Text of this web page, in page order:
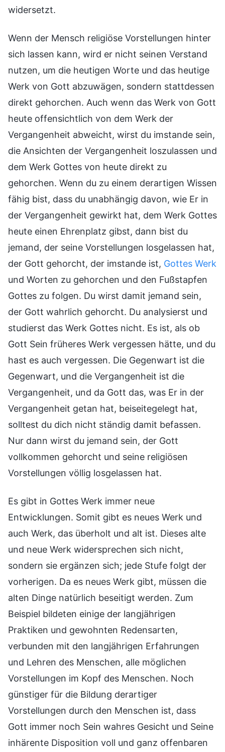
widersetzt.
Wenn der Mensch religiöse Vorstellungen hinter
sich lassen kann, wird er nicht seinen Verstand
nutzen, um die heutigen Worte und das heutige
Werk von Gott abzuwägen, sondern stattdessen
direkt gehorchen. Auch wenn das Werk von Gott
heute offensichtlich von dem Werk der
Vergangenheit abweicht, wirst du imstande sein,
die Ansichten der Vergangenheit loszulassen und
dem Werk Gottes von heute direkt zu
gehorchen. Wenn du zu einem derartigen Wissen
fähig bist, dass du unabhängig davon, wie Er in
der Vergangenheit gewirkt hat, dem Werk Gottes
heute einen Ehrenplatz gibst, dann bist du
jemand, der seine Vorstellungen losgelassen hat,
der Gott gehorcht, der imstande ist, Gottes Werk
und Worten zu gehorchen und den Fußstapfen
Gottes zu folgen. Du wirst damit jemand sein,
der Gott wahrlich gehorcht. Du analysierst und
studierst das Werk Gottes nicht. Es ist, als ob
Gott Sein früheres Werk vergessen hätte, und du
hast es auch vergessen. Die Gegenwart ist die
Gegenwart, und die Vergangenheit ist die
Vergangenheit, und da Gott das, was Er in der
Vergangenheit getan hat, beiseitegelegt hat,
solltest du dich nicht ständig damit befassen.
Nur dann wirst du jemand sein, der Gott
vollkommen gehorcht und seine religiösen
Vorstellungen völlig losgelassen hat.
Es gibt in Gottes Werk immer neue
Entwicklungen. Somit gibt es neues Werk und
auch Werk, das überholt und alt ist. Dieses alte
und neue Werk widersprechen sich nicht,
sondern sie ergänzen sich; jede Stufe folgt der
vorherigen. Da es neues Werk gibt, müssen die
alten Dinge natürlich beseitigt werden. Zum
Beispiel bildeten einige der langjährigen
Praktiken und gewohnten Redensarten,
verbunden mit den langjährigen Erfahrungen
und Lehren des Menschen, alle möglichen
Vorstellungen im Kopf des Menschen. Noch
günstiger für die Bildung derartiger
Vorstellungen durch den Menschen ist, dass
Gott immer noch Sein wahres Gesicht und Seine
inhärente Disposition voll und ganz offenbaren